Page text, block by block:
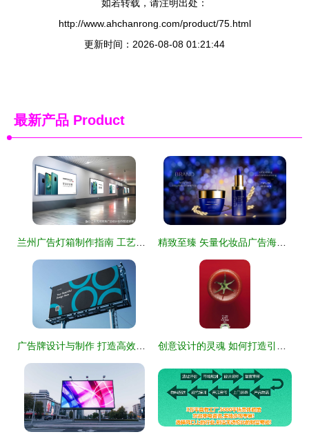
如若转载，请注明出处：
http://www.ahchanrong.com/product/75.html
更新时间：2026-08-08 01:21:44
最新产品 Product